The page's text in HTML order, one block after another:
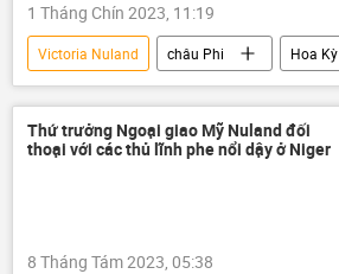
1 Tháng Chín 2023, 11:19
Victoria Nuland châu Phi
Hoa Kỳ
xung đột
đảo chính
Báo chí thế giới
Thế giới
Thứ trưởng Ngoại giao Mỹ Nuland đối
thoại với các thủ lĩnh phe nổi dậy ở Niger
8 Tháng Tám 2023, 05:38